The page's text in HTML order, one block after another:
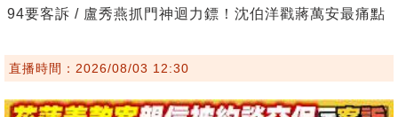
94要客訴 / 盧秀燕抓門神迴力鏢！沈伯洋戳蔣萬安最痛點
直播時間：2026/08/03 12:30